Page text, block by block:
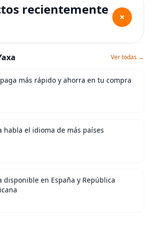
recientemente
+
Ver todas →
más rápido y ahorra en tu compra
habla el idioma de más países
disponible en España y República